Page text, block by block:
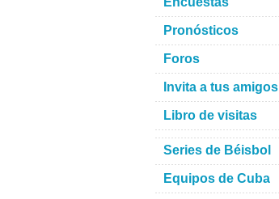
Pronósticos
Foros
Invita a tus amigos
Libro de visitas
Series de Béisbol
Equipos de Cuba